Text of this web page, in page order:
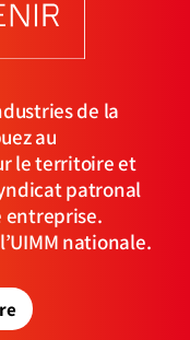
de la
au
le territoire et
patronal
entreprise.
nationale.